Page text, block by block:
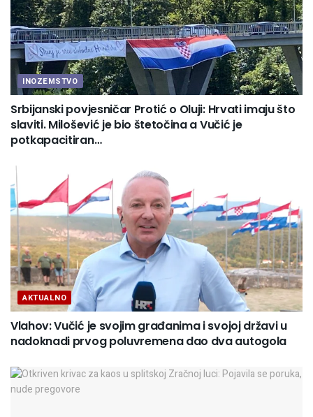
INOZEMSTVO
Srbijanski povjesničar Protić o Oluji: Hrvati imaju što
slaviti. Milošević je bio štetočina a Vučić je
potkapacitiran…
AKTUALNO
Vlahov: Vučić je svojim građanima i svojoj državi u
nadoknadi prvog poluvremena dao dva autogola